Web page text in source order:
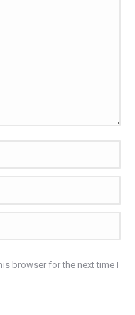
browser for the next time I